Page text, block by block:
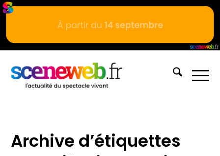
Archive d’étiquettes